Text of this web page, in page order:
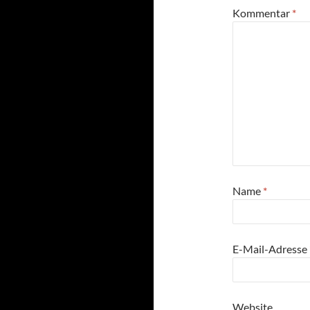
Kommentar *
Name *
E-Mail-Adresse
Website